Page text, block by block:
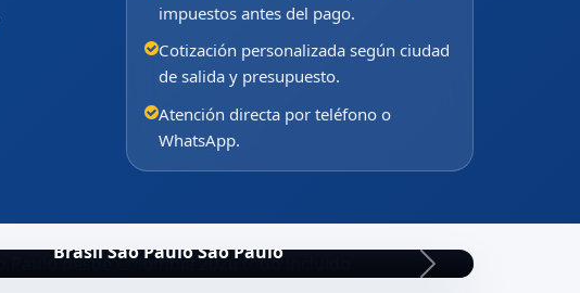
impuestos antes del pago.
Cotización personalizada según ciudad
de salida y presupuesto.
Atención directa por teléfono o
WhatsApp.
Brasil Sao Paulo Sao Paulo